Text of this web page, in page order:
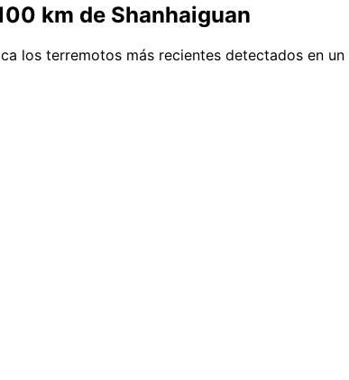
km de Shanhaiguan
los terremotos más recientes detectados en